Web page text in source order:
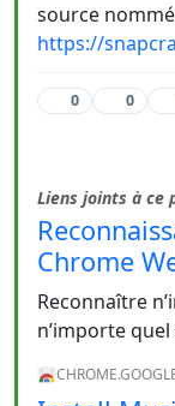
source
https://
0 0
Liens joints à ce
Chrome
Reconnaître
n’importe